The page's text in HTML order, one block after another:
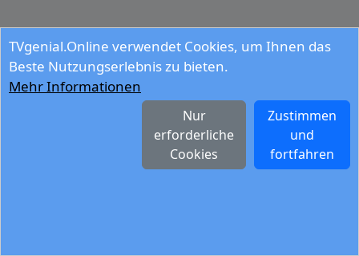
TVgenial.Online verwendet Cookies, um Ihnen das
Beste Nutzungserlebnis zu bieten.
Mehr Informationen
Zustimmen
und
fortfahren
Nur
erforderliche
Cookies